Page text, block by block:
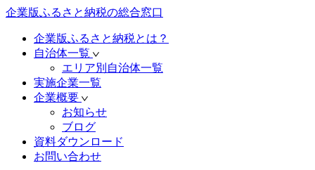
企業版ふるさと納税の総合窓口
企業版ふるさと納税とは？
自治体一覧
エリア別自治体一覧
実施企業一覧
企業概要
お知らせ
ブログ
資料ダウンロード
お問い合わせ